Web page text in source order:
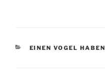
KATEGORIEN
EINEN VOGEL HABEN